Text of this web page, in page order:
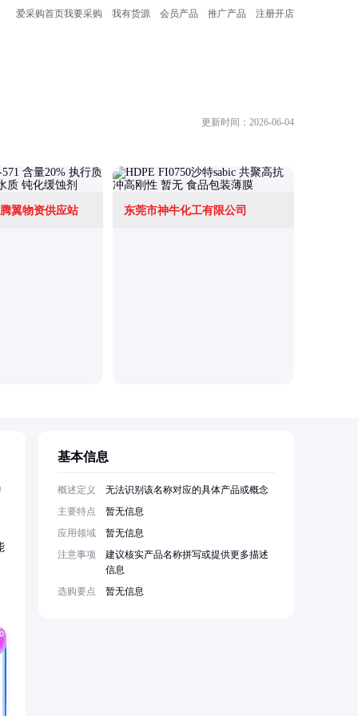
爱采购首页我要采购 我有货源 会员产品 推广产品 注册开店
更新时间：2026-06-04
翼物资供应站 东莞市神牛化工有限公司
基本信息
概述定义
无法识别该名称对应的具体产品或概念
主要特点
暂无信息
应用领域
暂无信息
注意事项
建议核实产品名称拼写或提供更多描述
信息
选购要点
暂无信息